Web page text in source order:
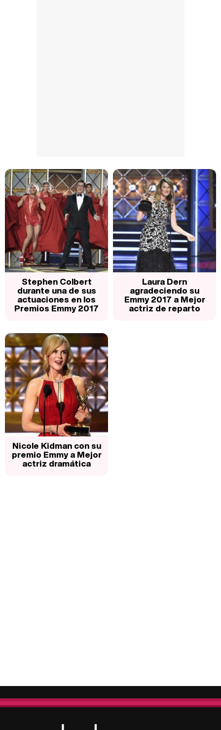
Stephen Colbert
durante una de sus
actuaciones en los
Premios Emmy 2017
Laura Dern
agradeciendo su
Emmy 2017 a Mejor
actriz de reparto
Nicole Kidman con su
premio Emmy a Mejor
actriz dramática